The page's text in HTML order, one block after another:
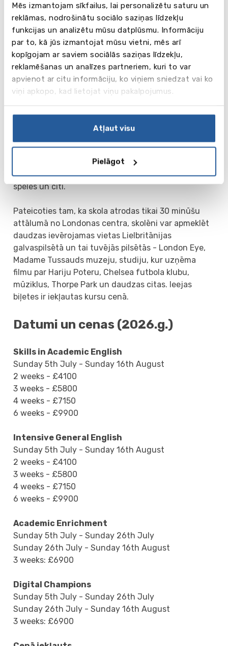
Mēs izmantojam sīkfailus, lai personalizētu saturu un
reklāmas, nodrošinātu sociālo saziņas līdzekļu
funkcijas un analizētu mūsu datplūsmu. Informāciju
par to, kā jūs izmantojat mūsu vietni, mēs arī
kopīgojam ar saviem sociālās saziņas līdzekļu,
reklamēšanas un analīzes partneriem, kuri to var
apvienot ar citu informāciju, ko viņiem sniedzat vai ko
viņi apkopo, kad lietojat viņu pakalpojumus.
Atļaut visu
Pielāgot
2./4./6. nedēļa
Hockey
Fencing (150 GBP/week)
Basketball
Rock Climbing (150 GBP/week)
Crafts
Animal Care
Swimming & Water Polo
Turklāt vakaros notiek dažādas jautras aktivitātes,
spēles un viktorīnas:
talantu šovs, diskotēkas, karaoke, mini Olimpiskās
spēles un citi.
Pateicoties tam, ka skola atrodas tikai 30 minūšu
attālumā no Londonas centra, skolēni var apmeklēt
daudzas ievērojamas vietas Lielbritānijas
galvaspilsētā un tai tuvējās pilsētās - London Eye,
Madame Tussauds muzeju, studiju, kur uzņēma
filmu par Hariju Poteru, Chelsea futbola klubu,
mūziklus, Thorpe Park un daudzas citas. Ieejas
biļetes ir iekļautas kursu cenā.
Datumi un cenas (2026.g.)
Skills in Academic English
Sunday 5th July - Sunday 16th August
2 weeks - £4100
3 weeks - £5800
4 weeks - £7150
6 weeks - £9900
Intensive General English
Sunday 5th July - Sunday 16th August
2 weeks - £4100
3 weeks - £5800
4 weeks - £7150
6 weeks - £9900
Academic Enrichment
Sunday 5th July - Sunday 26th July
Sunday 26th July - Sunday 16th August
3 weeks: £6900
Digital Champions
Sunday 5th July - Sunday 26th July
Sunday 26th July - Sunday 16th August
3 weeks: £6900